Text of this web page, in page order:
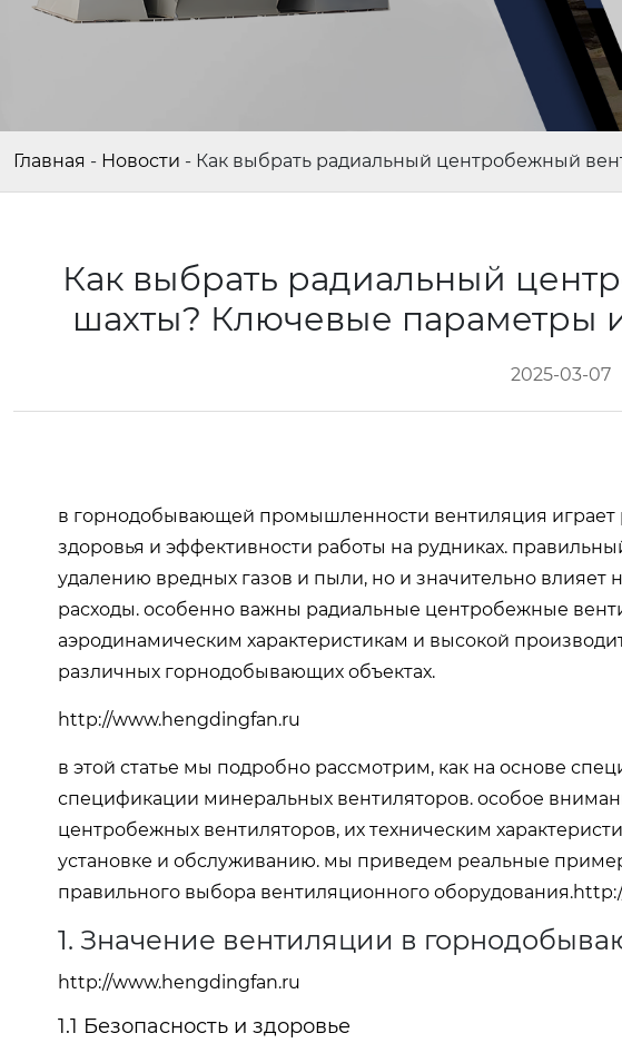
Главная - Новости - Как выбрать радиальный центробежный
Как выбрать радиальный
шахты? Ключевые
2025-03-07
в горнодобывающей промышленности вентиляция
здоровья и эффективности работы на рудниках.
удалению вредных газов и пыли, но и значительно
расходы. особенно важны радиальные центробежные
аэродинамическим характеристикам и высокой
различных горнодобывающих объектах.
http://www.hengdingfan.ru
в этой статье мы подробно рассмотрим, как на основе
спецификации минеральных вентиляторов. особое
центробежных вентиляторов, их техническим
установке и обслуживанию. мы приведем реальные
правильного выбора вентиляционного оборудования.
1. Значение вентиляции в
http://www.hengdingfan.ru
1.1 Безопасность и здоровье